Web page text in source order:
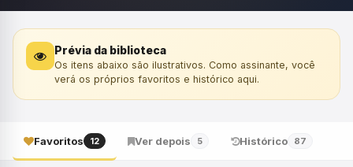
Prévia da biblioteca
Os itens abaixo são ilustrativos. Como assinante, você
verá os próprios favoritos e histórico aqui.
Favoritos 12 Ver depois 5 Histórico 87